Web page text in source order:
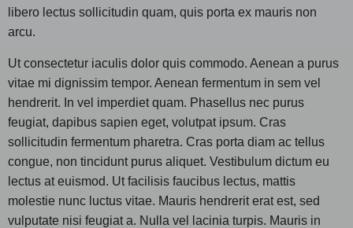
libero lectus sollicitudin quam, quis porta ex mauris non
arcu.
Ut consectetur iaculis dolor quis commodo. Aenean a purus
vitae mi dignissim tempor. Aenean fermentum in sem vel
hendrerit. In vel imperdiet quam. Phasellus nec purus
feugiat, dapibus sapien eget, volutpat ipsum. Cras
sollicitudin fermentum pharetra. Cras porta diam ac tellus
congue, non tincidunt purus aliquet. Vestibulum dictum eu
lectus at euismod. Ut facilisis faucibus lectus, mattis
molestie nunc luctus vitae. Mauris hendrerit erat est, sed
vulputate nisi feugiat a. Nulla vel lacinia turpis. Mauris in